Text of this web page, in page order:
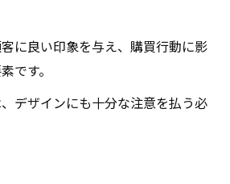
に良い印象を与え、購買行動に影
です。
デザインにも十分な注意を払う必